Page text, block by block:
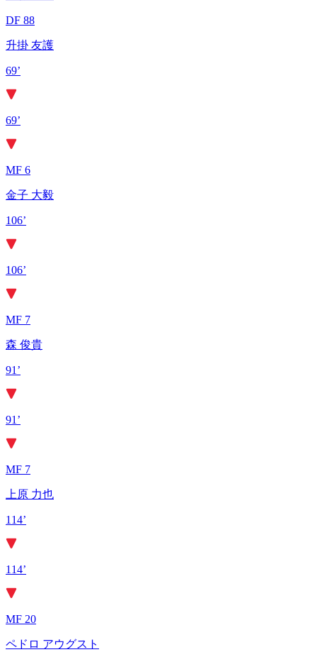
DF 88
升掛 友護
69’
69’
MF 6
金子 大毅
106’
106’
MF 7
森 俊貴
91’
91’
MF 7
上原 力也
114’
114’
MF 20
ペドロ アウグスト